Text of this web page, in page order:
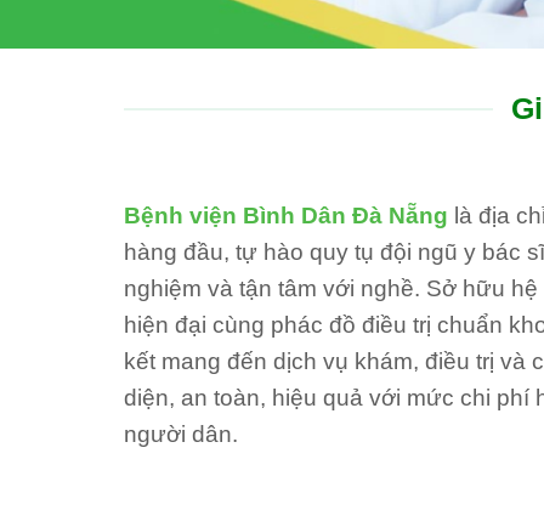
Bệnh viện Bình Dân Đà Nẵng là địa
hàng đầu, tự hào quy tụ đội ngũ y bác
nghiệm và tận tâm với nghề. Sở hữu
hiện đại cùng phác đồ điều trị chuẩn
kết mang đến dịch vụ khám, điều trị và
diện, an toàn, hiệu quả với mức chi phí
người dân.